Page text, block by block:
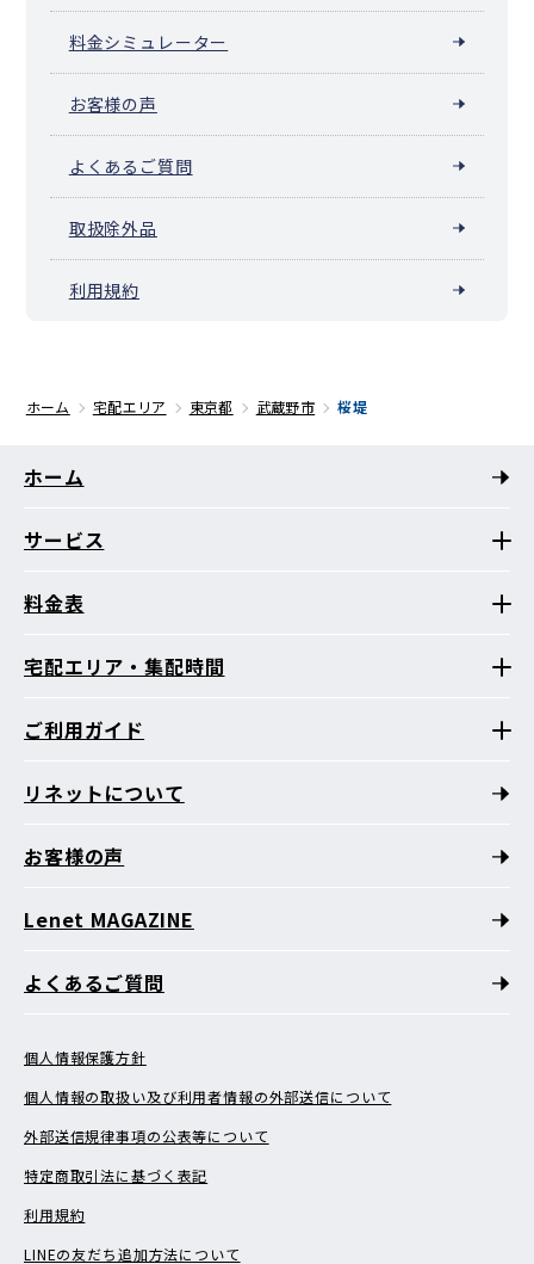
料金シミュレーター
お客様の声
よくあるご質問
取扱除外品
利用規約
ホーム 宅配エリア 東京都 武蔵野市 桜堤
ホーム
サービス
料金表
宅配エリア・集配時間
ご利用ガイド
リネットについて
お客様の声
Lenet MAGAZINE
よくあるご質問
個人情報保護方針
個人情報の取扱い及び利用者情報の外部送信について
外部送信規律事項の公表等について
特定商取引法に基づく表記
利用規約
LINEの友だち追加方法について